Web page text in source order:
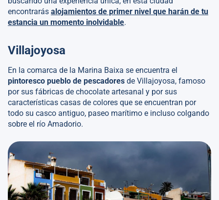
encontrarás alojamientos de primer nivel que harán de tu
estancia un momento inolvidable.
Villajoyosa
En la comarca de la Marina Baixa se encuentra el
pintoresco pueblo de pescadores de Villajoyosa, famoso
por sus fábricas de chocolate artesanal y por sus
características casas de colores que se encuentran por
todo su casco antiguo, paseo marítimo e incluso colgando
sobre el río Amadorio.